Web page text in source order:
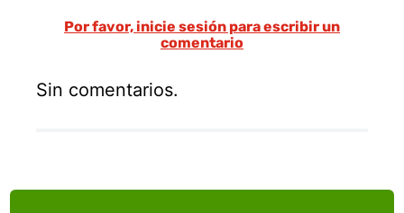
Por favor, inicie sesión para escribir un
comentario
Sin comentarios.